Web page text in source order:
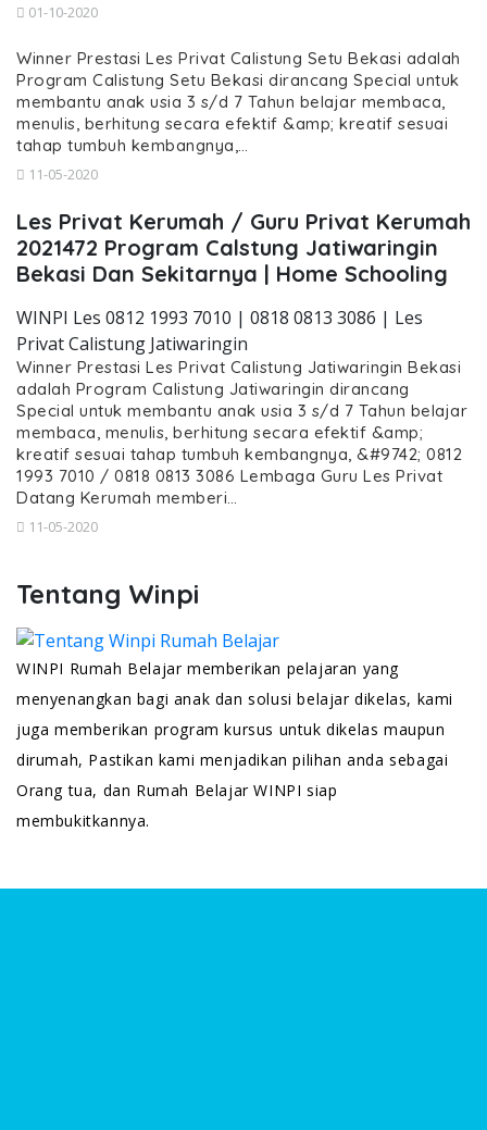
01-10-2020
Winner Prestasi Les Privat Calistung Setu Bekasi adalah
Program Calistung Setu Bekasi dirancang Special untuk
membantu anak usia 3 s/d 7 Tahun belajar membaca,
menulis, berhitung secara efektif &amp; kreatif sesuai
tahap tumbuh kembangnya,…
11-05-2020
Les Privat Kerumah / Guru Privat Kerumah
2021472 Program Calstung Jatiwaringin
Bekasi Dan Sekitarnya | Home Schooling
WINPI Les 0812 1993 7010 | 0818 0813 3086 | Les
Privat Calistung Jatiwaringin
Winner Prestasi Les Privat Calistung Jatiwaringin Bekasi
adalah Program Calistung Jatiwaringin dirancang
Special untuk membantu anak usia 3 s/d 7 Tahun belajar
membaca, menulis, berhitung secara efektif &amp;
kreatif sesuai tahap tumbuh kembangnya, &#9742; 0812
1993 7010 / 0818 0813 3086 Lembaga Guru Les Privat
Datang Kerumah memberi…
11-05-2020
Tentang Winpi
WINPI Rumah Belajar memberikan pelajaran yang
menyenangkan bagi anak dan solusi belajar dikelas, kami
juga memberikan program kursus untuk dikelas maupun
dirumah, Pastikan kami menjadikan pilihan anda sebagai
Orang tua, dan Rumah Belajar WINPI siap
membukitkannya.